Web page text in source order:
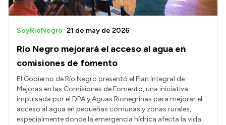
Compras y licitaciones
Consulta de expedientes
Consulta de pago a proveedores
Convocatorias
Intranet
Login
Río Negro mejorará el acceso al agua en
comisiones de fomento
SoyRioNegro 21 de may de 2026
El Gobierno de Río Negro presentó el Plan Integral de
Mejoras en las Comisiones de Fomento, una iniciativa
impulsada por el DPA y Aguas Rionegrinas para mejorar el
acceso al agua en pequeñas comunas y zonas rurales,
especialmente donde la emergencia hídrica afecta la vida